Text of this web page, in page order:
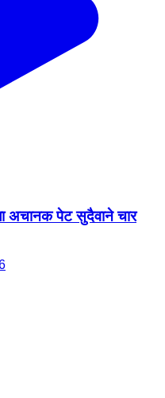
अचानक पेट सुदैवाने चार